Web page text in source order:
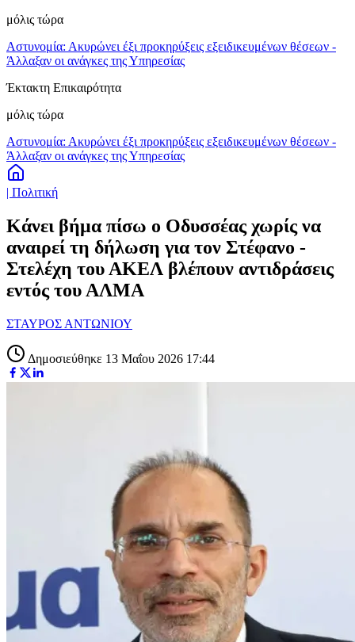
μόλις τώρα
Αστυνομία: Ακυρώνει έξι προκηρύξεις εξειδικευμένων θέσεων -
Άλλαξαν οι ανάγκες της Υπηρεσίας
Έκτακτη Επικαιρότητα
μόλις τώρα
Αστυνομία: Ακυρώνει έξι προκηρύξεις εξειδικευμένων θέσεων -
Άλλαξαν οι ανάγκες της Υπηρεσίας
| Πολιτική
Κάνει βήμα πίσω ο Οδυσσέας χωρίς να
αναιρεί τη δήλωση για τον Στέφανο -
Στελέχη του ΑΚΕΛ βλέπουν αντιδράσεις
εντός του ΑΛΜΑ
ΣΤΑΥΡΟΣ ΑΝΤΩΝΙΟΥ
Δημοσιεύθηκε 13 Μαΐου 2026 17:44